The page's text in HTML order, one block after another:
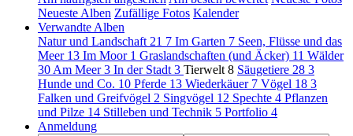
Neueste Alben Zufällige Fotos Kalender
Verwandte Alben
Natur und Landschaft 21 7 Im Garten 7 Seen, Flüsse und das
Meer 13 Im Moor 1 Graslandschaften (und Äcker) 11 Wälder
30 Am Meer3 In der Stadt 3 Tierwelt 8 Säugetiere 28 3
Hunde und Co. 10 Pferde 13 Wiederkäuer 7 Vögel 18 3
Falken und Greifvögel 2 Singvögel 12 Spechte 4 Pflanzen
und Pilze 14 Stilleben und Technik 5 Portfolio 4
Anmeldung